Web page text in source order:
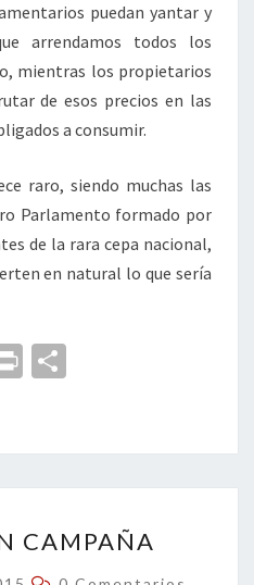
puedan yantar y
arrendamos todos los
mientras los propietarios
de esos precios en las
a consumir.
raro, siendo muchas las
Parlamento formado por
de la rara cepa nacional,
en natural lo que sería
Pr
p
ar
tir
EN
CAMPAÑA
CAMPAÑA
Comentarios